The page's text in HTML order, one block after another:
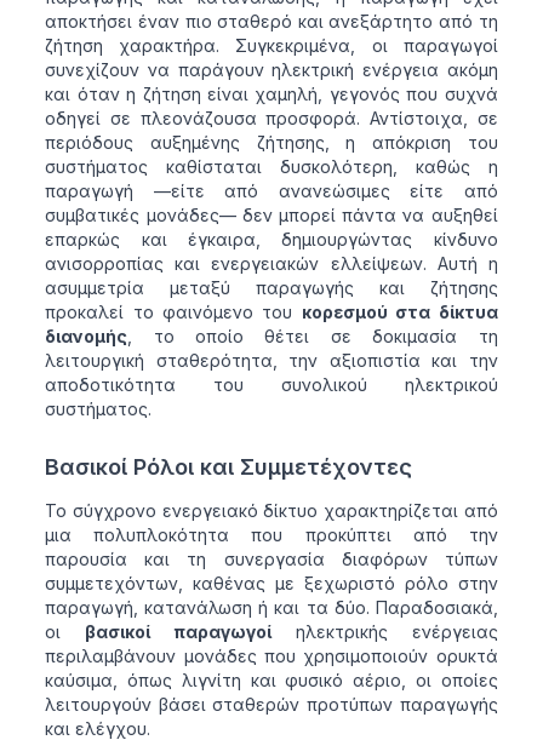
αποκτήσει έναν πιο σταθερό και ανεξάρτητο από τη
ζήτηση χαρακτήρα. Συγκεκριμένα, οι παραγωγοί
συνεχίζουν να παράγουν ηλεκτρική ενέργεια ακόμη
και όταν η ζήτηση είναι χαμηλή, γεγονός που συχνά
οδηγεί σε πλεονάζουσα προσφορά. Αντίστοιχα, σε
περιόδους αυξημένης ζήτησης, η απόκριση του
συστήματος καθίσταται δυσκολότερη, καθώς η
παραγωγή —είτε από ανανεώσιμες είτε από
συμβατικές μονάδες— δεν μπορεί πάντα να αυξηθεί
επαρκώς και έγκαιρα, δημιουργώντας κίνδυνο
ανισορροπίας και ενεργειακών ελλείψεων. Αυτή η
ασυμμετρία μεταξύ παραγωγής και ζήτησης
προκαλεί το φαινόμενο του κορεσμού στα δίκτυα
διανομής , το οποίο θέτει σε δοκιμασία τη
λειτουργική σταθερότητα, την αξιοπιστία και την
αποδοτικότητα του συνολικού ηλεκτρικού
συστήματος.
Βασικοί Ρόλοι και Συμμετέχοντες
Το σύγχρονο ενεργειακό δίκτυο χαρακτηρίζεται από
μια πολυπλοκότητα που προκύπτει από την
παρουσία και τη συνεργασία διαφόρων τύπων
συμμετεχόντων, καθένας με ξεχωριστό ρόλο στην
παραγωγή, κατανάλωση ή και τα δύο. Παραδοσιακά,
οι βασικοί παραγωγοί ηλεκτρικής ενέργειας
περιλαμβάνουν μονάδες που χρησιμοποιούν ορυκτά
καύσιμα, όπως λιγνίτη και φυσικό αέριο, οι οποίες
λειτουργούν βάσει σταθερών προτύπων παραγωγής
και ελέγχου.